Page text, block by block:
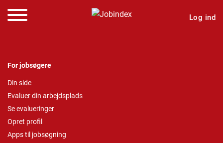
Log ind
For jobsøgere
Din side
Evaluer din arbejdsplads
Se evalueringer
Opret profil
Apps til jobsøgning